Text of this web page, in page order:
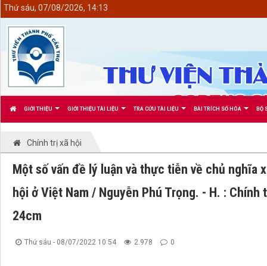
GIỚI THIỆU GIỚI THIỆU TÀI LIỆU TRA CỨU TÀI LIỆU BÀI TRÍCH SỐ HÓA BỘ
Thứ sáu, 07/08/2026, 14:13
Chính trị xã hội
Một số vấn đề lý luận và thực tiễn về chủ nghĩa
hội ở Việt Nam / Nguyễn Phú Trọng. - H. :
24cm
Thứ sáu - 08/07/2022 10:54 2.978 0
<